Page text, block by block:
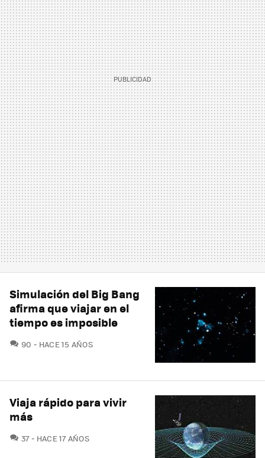
Simulación del Big Bang
afirma que viajar en el
tiempo es imposible
90 COMENTARIOS
HACE 15 AÑOS
Viaja rápido para vivir
más
37COMENTARIOS
HACE 17 AÑOS